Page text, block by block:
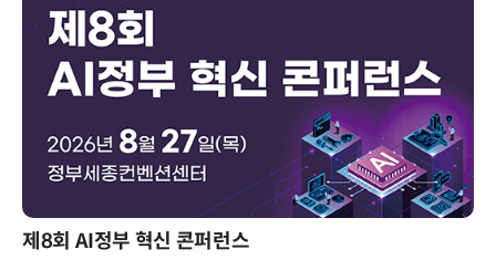
제8회 AI정부 혁신 콘퍼런스